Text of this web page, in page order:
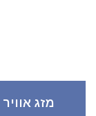
מזג אוויר